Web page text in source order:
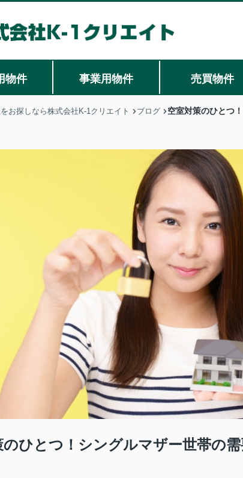
物件 事業用物件 売買物件
お探しなら株式会社K-1クリエイト ブログ 空室対策のひとつ
のひとつ！シングルマザー世帯の